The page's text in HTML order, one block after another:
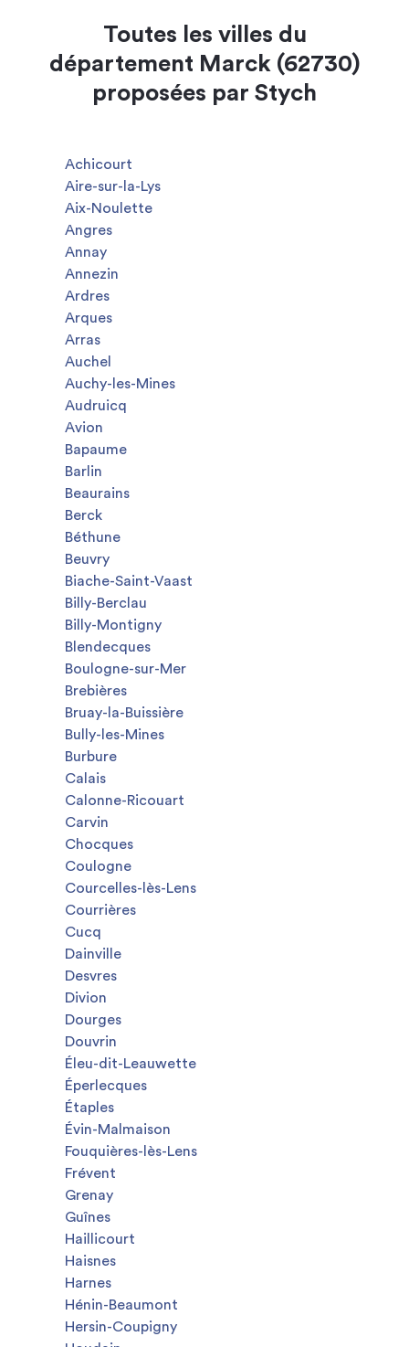
Toutes les villes du
département Marck (62730)
proposées par Stych
Achicourt
Aire-sur-la-Lys
Aix-Noulette
Angres
Annay
Annezin
Ardres
Arques
Arras
Auchel
Auchy-les-Mines
Audruicq
Avion
Bapaume
Barlin
Beaurains
Berck
Béthune
Beuvry
Biache-Saint-Vaast
Billy-Berclau
Billy-Montigny
Blendecques
Boulogne-sur-Mer
Brebières
Bruay-la-Buissière
Bully-les-Mines
Burbure
Calais
Calonne-Ricouart
Carvin
Chocques
Coulogne
Courcelles-lès-Lens
Courrières
Cucq
Dainville
Desvres
Divion
Dourges
Douvrin
Éleu-dit-Leauwette
Éperlecques
Étaples
Évin-Malmaison
Fouquières-lès-Lens
Frévent
Grenay
Guînes
Haillicourt
Haisnes
Harnes
Hénin-Beaumont
Hersin-Coupigny